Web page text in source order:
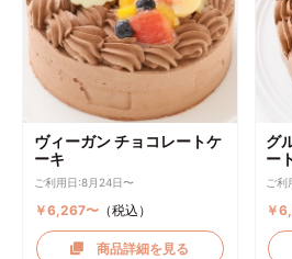
ヴィーガン チョコレートケ
ーキ
ご利用日:8月24日〜
￥6,267〜（税込）
商品詳細を見る
グ
ー
ご利
￥